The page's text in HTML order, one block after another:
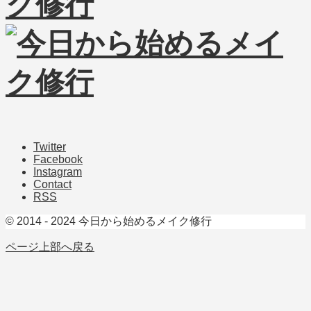
Twitter
Facebook
Instagram
Contact
RSS
© 2014 - 2024 今日から始めるメイク修行
ページ上部へ戻る